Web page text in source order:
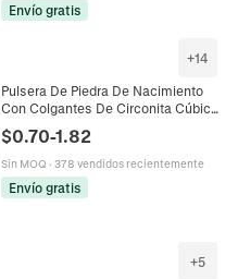
Envío gratis
+14
Pulsera De Piedra De Nacimiento
Con Colgantes De Circonita Cúbica
Rectangular Cobre Chapado En Oro
Para Mujeres
$0.70-1.82
Sin MOQ · 378 vendidos recientemente
Envío gratis
+5